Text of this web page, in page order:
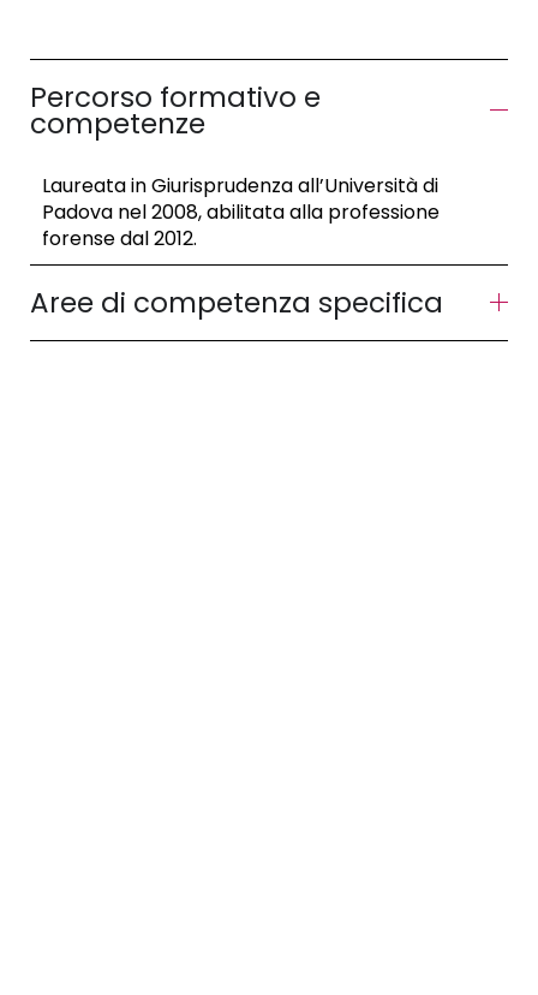
Percorso formativo e
competenze
Laureata in Giurisprudenza all’Università di
Padova nel 2008, abilitata alla professione
forense dal 2012.
Aree di competenza specifica